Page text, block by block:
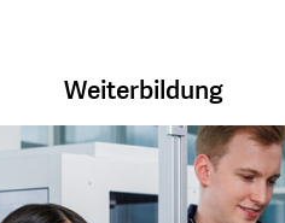
Weiterbildung